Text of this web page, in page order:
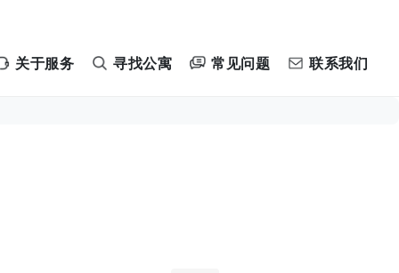
关于服务 寻找公寓 常见问题 联系我们